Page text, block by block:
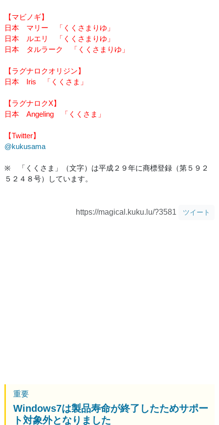
【マビノギ】
日本 マリー 「くくさまりゆ」
日本 ルエリ 「くくさまりゆ」
日本 タルラーク 「くくさまりゆ」
【ラグナロクオリジン】
日本 Iris 「くくさま」
【ラグナロクX】
日本 Angeling 「くくさま」
【Twitter】
@kukusama
※ 「くくさま」（文字）は平成２９年に商標登録（第５９２
５２４８号）しています。
https://magical.kuku.lu/?3581 ツイート
重要
Windows7は製品寿命が終了したためサポー
ト対象外となりました